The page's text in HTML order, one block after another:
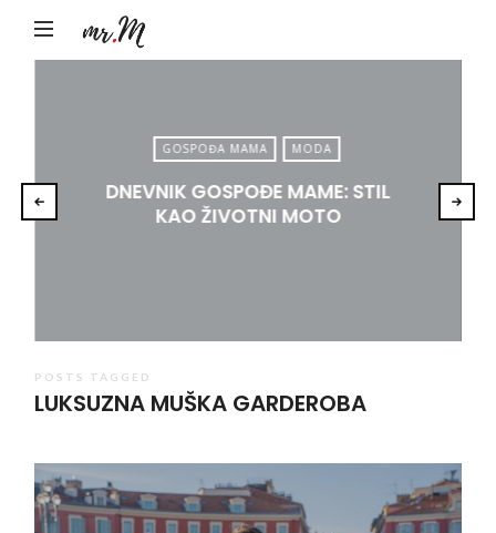
by
Tadić
GOSPOĐA MAMA MODA
DNEVNIK GOSPOĐE MAME: STIL
KAO ŽIVOTNI MOTO
POSTS TAGGED
LUKSUZNA MUŠKA GARDEROBA